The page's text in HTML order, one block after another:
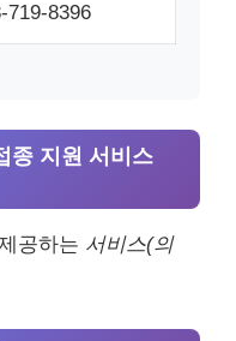
719-8396
종 지원 서비스
공하는 서비스(의